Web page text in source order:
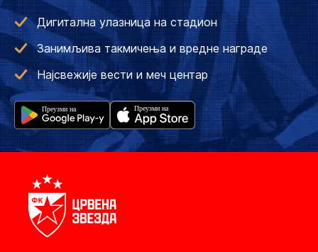
Дигитална улазница на стадион
Занимљива такмичења и вредне награде
Најсвежије вести и меч центар